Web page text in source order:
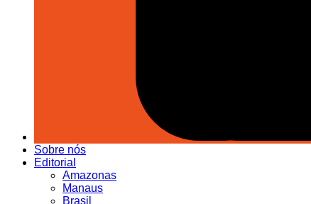
Sobre nós
Editorial
Amazonas
Manaus
Brasil